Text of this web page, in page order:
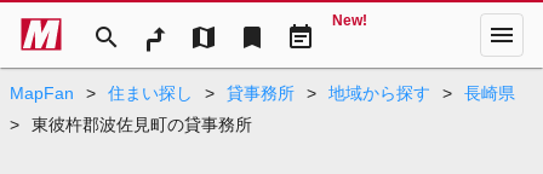
search map bookmark event_note
New! menu
MapFan > 住まい探し > 貸事務所 > 地域から探す >
長崎県
>
東彼杵郡波佐見町の貸事務所